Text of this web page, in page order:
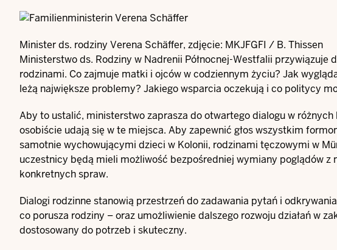
Minister ds. rodziny Verena Schäffer, zdjęcie: MKJFGFI / B. Thissen
Ministerstwo ds. Rodziny w Nadrenii Północnej-Westfalii przywiązuje
rodzinami. Co zajmuje matki i ojców w codziennym życiu? Jak
leżą największe problemy? Jakiego wsparcia oczekują i co politycy
Aby to ustalić, ministerstwo zaprasza do otwartego dialogu w
osobiście udają się w te miejsca. Aby zapewnić głos wszystkim
samotnie wychowującymi dzieci w Kolonii, rodzinami tęczowymi w
uczestnicy będą mieli możliwość bezpośredniej wymiany poglądów
konkretnych spraw.
Dialogi rodzinne stanowią przestrzeń do zadawania pytań i
co porusza rodziny – oraz umożliwienie dalszego rozwoju działań w
dostosowany do potrzeb i skuteczny.